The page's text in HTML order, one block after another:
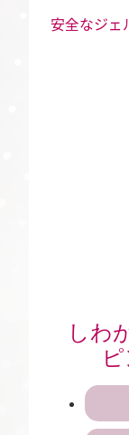
安全なジェ
しわ